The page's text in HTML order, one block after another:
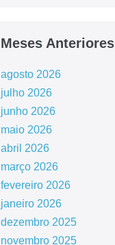
Meses Anteriores
agosto 2026
julho 2026
junho 2026
maio 2026
abril 2026
março 2026
fevereiro 2026
janeiro 2026
dezembro 2025
novembro 2025